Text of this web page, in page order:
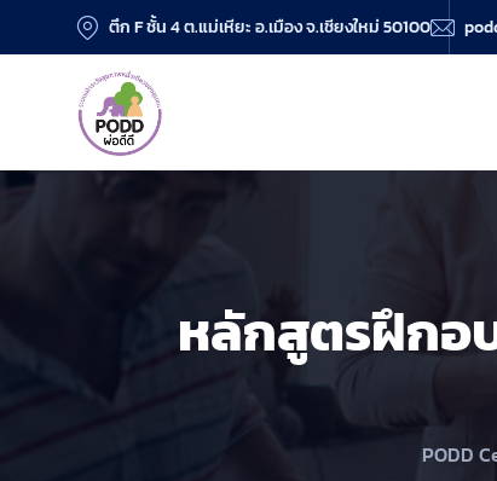
ตึก F ชั้น 4 ต.แม่เหียะ อ.เมือง จ.เชียงใหม่ 50100
หลักสูตรฝึกอบ
PODD